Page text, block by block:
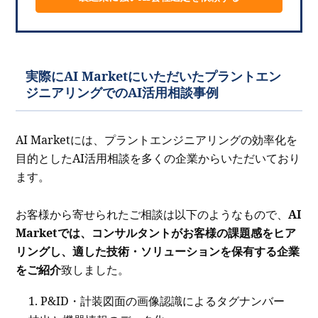
実際にAI Marketにいただいたプラントエン
ジニアリングでのAI活用相談事例
AI Marketには、プラントエンジニアリングの効率化を
目的としたAI活用相談を多くの企業からいただいており
ます。
お客様から寄せられたご相談は以下のようなもので、AI
Marketでは、コンサルタントがお客様の課題感をヒア
リングし、適した技術・ソリューションを保有する企業
をご紹介致しました。
P&ID・計装図面の画像認識によるタグナンバー